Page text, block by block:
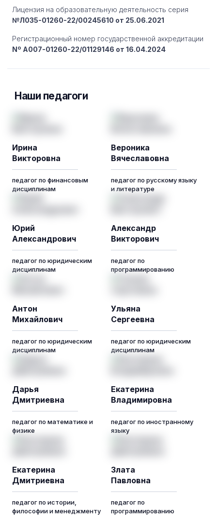
Лицензия на образовательную деятельность серия
№Л035-01260-22/00245610 от 25.06.2021
Регистрационный номер государственной аккредитации
Nº A007-01260-22/01129146 от 16.04.2024
Наши педагоги
Ирина
Викторовна
педагог по финансовым
дисциплинам
Вероника
Вячеславовна
педагог по русскому языку
и литературе
Юрий
Александрович
педагог по юридическим
дисциплинам
Александр
Викторович
педагог по
программированию
Антон
Михайлович
педагог по юридическим
дисциплинам
Ульяна
Сергеевна
педагог по юридическим
дисциплинам
Дарья
Дмитриевна
педагог по математике и
физике
Екатерина
Владимировна
педагог по иностранному
языку
Екатерина
Дмитриевна
педагог по истории,
философии и менеджменту
Злата
Павловна
педагог по
программированию